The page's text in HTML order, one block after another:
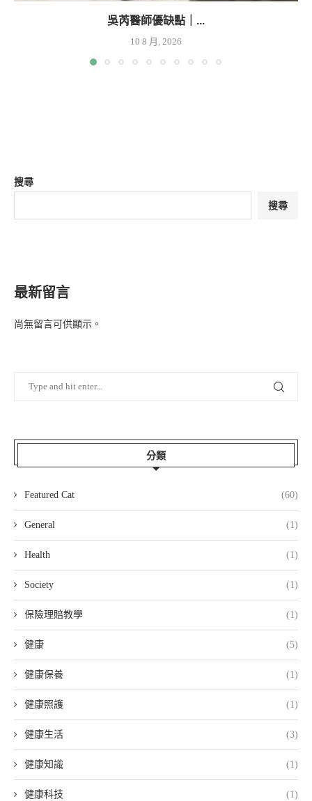
吳芮醫師優缺點｜...
10 8 月, 2026
搜尋
搜尋
最新留言
尚無留言可供顯示。
分類
Featured Cat (60)
General (1)
Health (1)
Society (1)
保險理賠教學 (1)
健康 (5)
健康保養 (1)
健康照護 (1)
健康生活 (3)
健康知識 (1)
健康科技 (1)